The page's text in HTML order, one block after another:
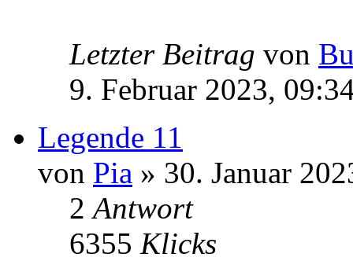
Letzter Beitrag von
9. Februar 2023,
Legende 11
von Pia » 30. Januar
2Antwort
6355 Klicks